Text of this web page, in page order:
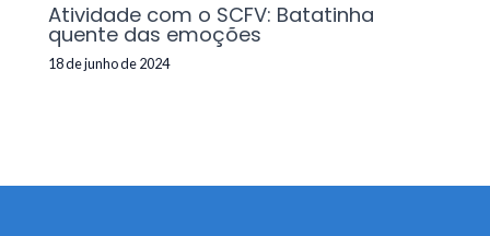
Atividade com o SCFV: Batatinha
quente das emoções
18 de junho de 2024